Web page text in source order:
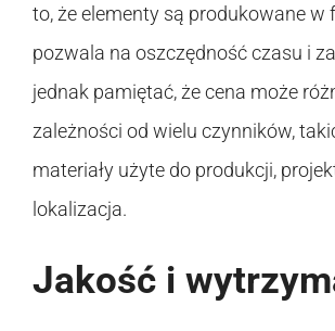
to, że elementy są produkowane w
pozwala na oszczędność czasu i
jednak pamiętać, że cena może
zależności od wielu czynników,
materiały użyte do produkcji,
lokalizacja.
Jakość i